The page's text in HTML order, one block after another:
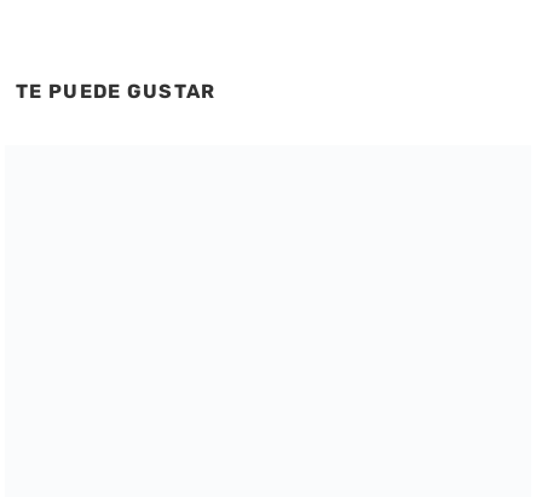
TE PUEDE GUSTAR